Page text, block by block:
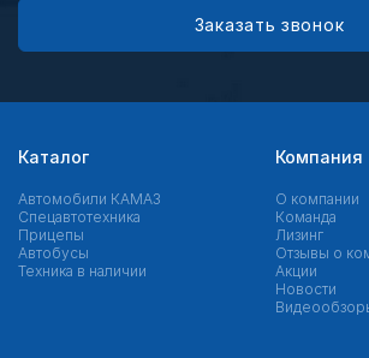
Заказать звонок
Каталог
Автомобили КАМАЗ
Спецавтотехника
Прицепы
Автобусы
Техника в наличии
Компания
О компании
Команда
Лизинг
Отзывы о
Акции
Новости